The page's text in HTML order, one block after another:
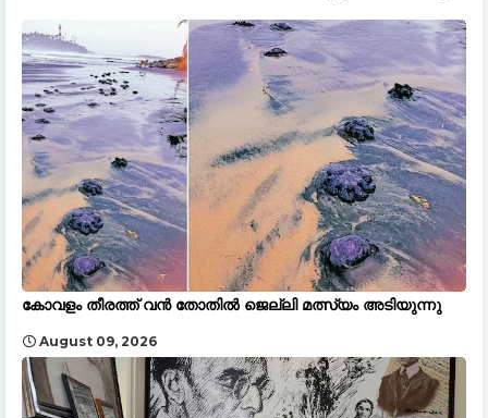
കോവളം തീരത്ത് വൻ തോതിൽ ജെല്ലി മത്സ്യം അടിയുന്നു
August 09, 2026